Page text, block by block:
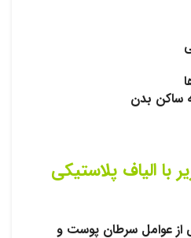
ساکن بدن
با الیاف پلاستیکی
از عوامل سرطان پوست و